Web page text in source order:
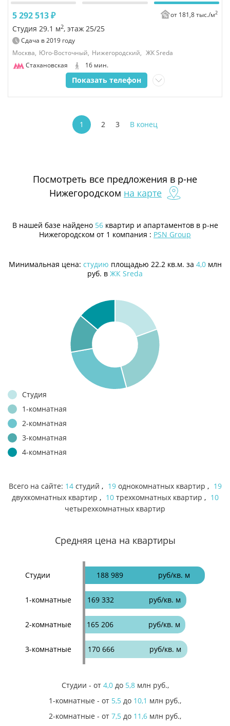
5 292 513 ₽ от 181,8 тыс./м2
Студия 29.1 м2, этаж 25/25
Сдача в2019 году
Москва, Юго-Восточный, Нижегородский, ЖК Sreda
Стахановская
16 мин.
Показать телефон
1 2 3 В конец
Посмотреть все предложения в р-не
Нижегородском на карте
В нашей базе найдено 56 квартир и апартаментов в р-не
Нижегородском от 1 компания : PSN Group
Минимальная цена: студию площадью 22.2 кв.м. за 4,0 млн
руб. в ЖК Sreda
Студия
1-комнатная
2-комнатная
3-комнатная
4-комнатная
Всего на сайте: 14 студий , 19 однокомнатных квартир , 19
двухкомнатных квартир , 10 трехкомнатных квартир , 10
четырехкомнатных квартир
Средняя цена на квартиры
Студии 188 989 руб/кв. м
1-комнатные 169 332 руб/кв. м
2-комнатные 165 206 руб/кв. м
3-комнатные 170 666 руб/кв. м
Студии - от 4,0 до 5,8 млн руб.,
1-комнатные - от 5,5 до 10,1 млн руб.,
2-комнатные - от 7,5 до 11,6 млн руб.,